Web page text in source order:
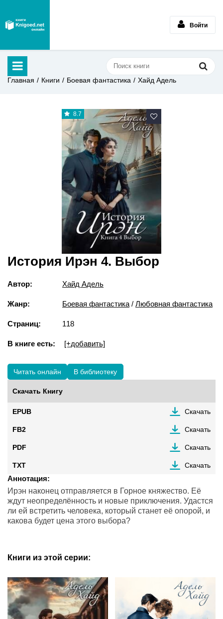
Войти
Главная Книги Боевая фантастика Хайд Адель
8.7
История Ирэн 4. Выбор
Автор: Хайд Адель
Жанр: Боевая фантастика / Любовная фантастика
Страниц: 118
В книге есть: [+добавить]
Читать онлайн В библиотеку
Скачать Книгу
EPUB Скачать
FB2 Скачать
PDF Скачать
TXT Скачать
Аннотация:
Ирэн наконец отправляется в Горное княжество. Её
ждут неопределённость и новые приключения. Удастся
ли ей встретить человека, который станет её опорой, и
какова будет цена этого выбора?
Книги из этой серии: